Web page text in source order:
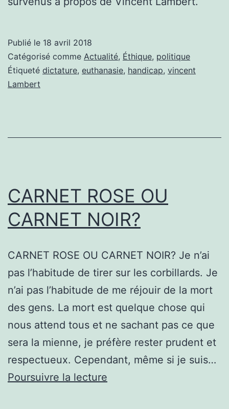
Publié le 18 avril 2018
Catégorisé comme Actualité, Éthique, politique
Étiqueté dictature, euthanasie, handicap, vincent
Lambert
CARNET ROSE OU
CARNET NOIR?
CARNET ROSE OU CARNET NOIR? Je n’ai
pas l’habitude de tirer sur les corbillards. Je
n’ai pas l’habitude de me réjouir de la mort
des gens. La mort est quelque chose qui
nous attend tous et ne sachant pas ce que
sera la mienne, je préfère rester prudent et
respectueux. Cependant, même si je suis…
Poursuivre la lecture